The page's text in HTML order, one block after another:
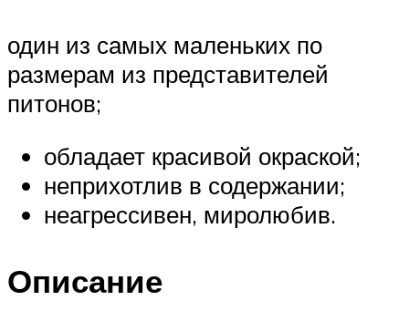
один из самых маленьких по
размерам из представителей
питонов;
обладает красивой окраской;
неприхотлив в содержании;
неагрессивен, миролюбив.
Описание